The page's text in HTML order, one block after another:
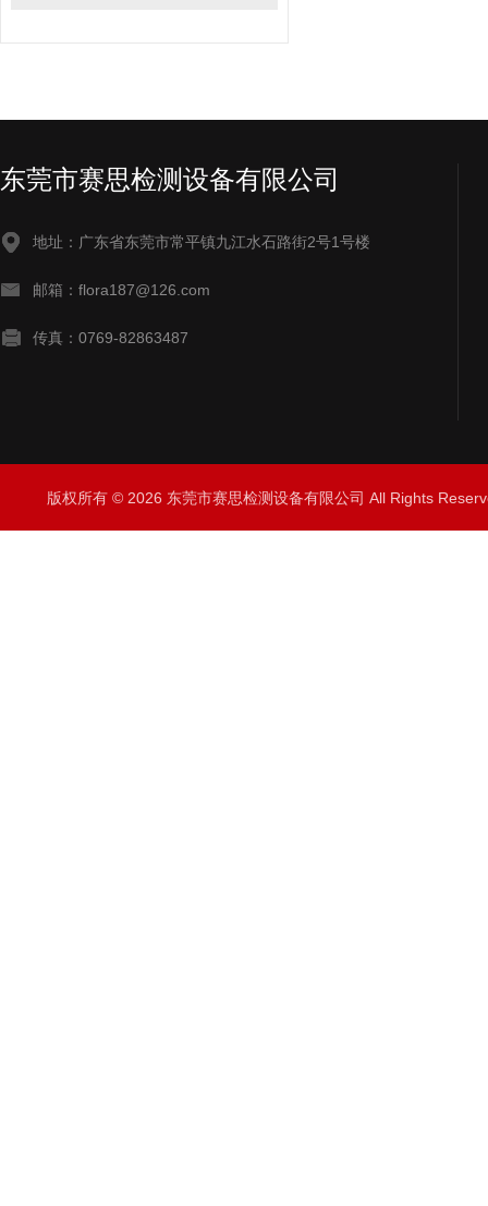
东莞市赛思检测设备有限公司
地址：广东省东莞市常平镇九江水石路街2号1号楼
邮箱：flora187@126.com
传真：0769-82863487
版权所有 © 2026 东莞市赛思检测设备有限公司 All Rights